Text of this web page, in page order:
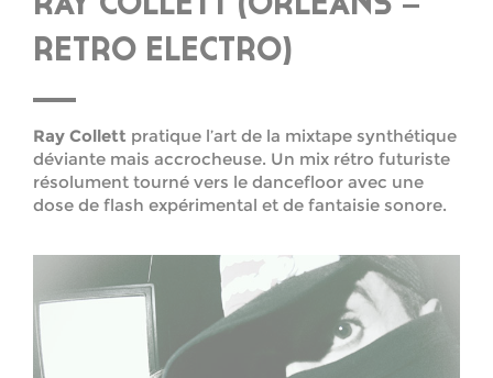
RETRO ELECTRO)
Ray Collett pratique l’art de la mixtape synthétique
déviante mais accrocheuse. Un mix rétro futuriste
résolument tourné vers le dancefloor avec une
dose de flash expérimental et de fantaisie sonore.